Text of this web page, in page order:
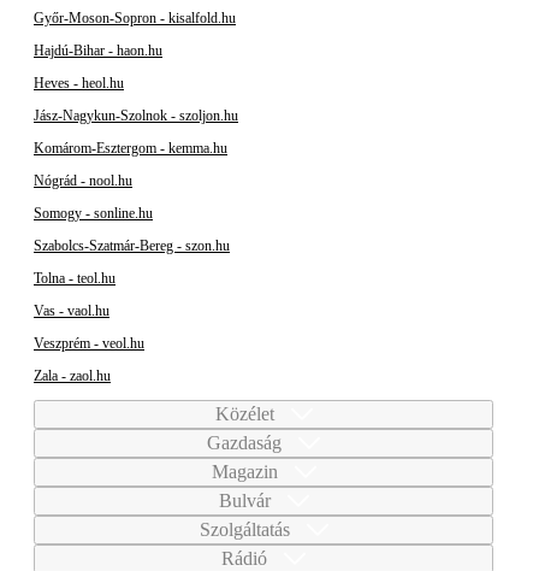
Győr-Moson-Sopron - kisalfold.hu
Hajdú-Bihar - haon.hu
Heves - heol.hu
Jász-Nagykun-Szolnok - szoljon.hu
Komárom-Esztergom - kemma.hu
Nógrád - nool.hu
Somogy - sonline.hu
Szabolcs-Szatmár-Bereg - szon.hu
Tolna - teol.hu
Vas - vaol.hu
Veszprém - veol.hu
Zala - zaol.hu
Közélet
Gazdaság
Magazin
Bulvár
Szolgáltatás
Rádió